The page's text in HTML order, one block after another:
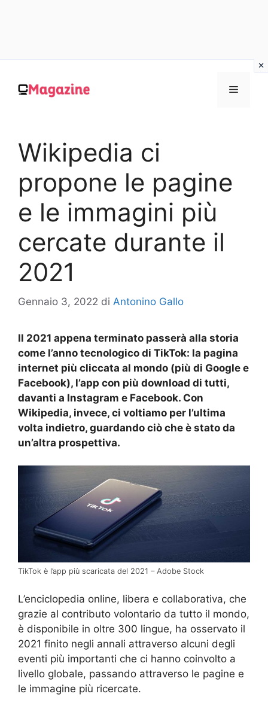
contenuto
MENU
Wikipedia ci
propone le pagine
e le immagini più
cercate durante il
2021
Gennaio 3, 2022 di Antonino Gallo
Il 2021 appena terminato passerà alla storia
come l’anno tecnologico di TikTok: la pagina
internet più cliccata al mondo (più di Google e
Facebook), l’app con più download di tutti,
davanti a Instagram e Facebook. Con
Wikipedia, invece, ci voltiamo per l’ultima
volta indietro, guardando ciò che è stato da
un’altra prospettiva.
TikTok è l’app più scaricata del 2021 – Adobe Stock
L’enciclopedia online, libera e collaborativa, che
grazie al contributo volontario da tutto il mondo,
è disponibile in oltre 300 lingue, ha osservato il
2021 finito negli annali attraverso alcuni degli
eventi più importanti che ci hanno coinvolto a
livello globale, passando attraverso le pagine e
le immagine più ricercate.